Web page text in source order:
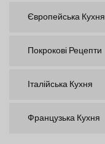
Європейська Кухня
Покрокові Рецепти
Італійська Кухня
Французька Кухня